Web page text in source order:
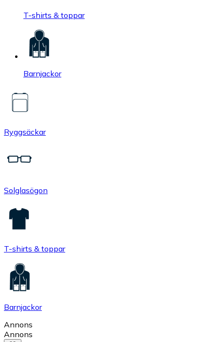
T-shirts & toppar
Barnjackor
Ryggsäckar
Solglasögon
T-shirts & toppar
Barnjackor
Annons
Annons